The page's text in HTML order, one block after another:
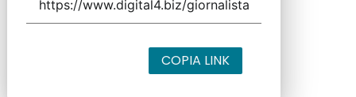
COPIA LINK